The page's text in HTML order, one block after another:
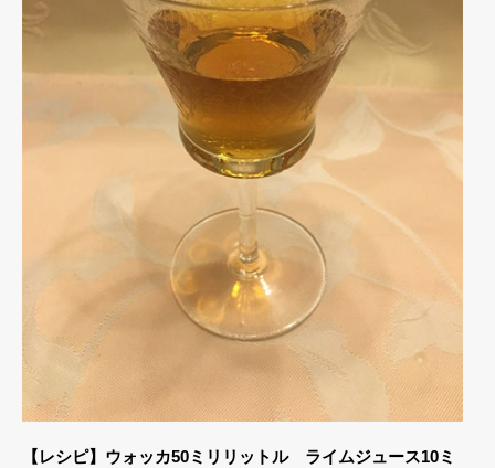
【レシピ】ウォッカ50ミリリットル ライムジュース10ミ